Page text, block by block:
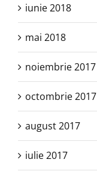
iunie 2018
mai 2018
noiembrie 2017
octombrie 2017
august 2017
iulie 2017